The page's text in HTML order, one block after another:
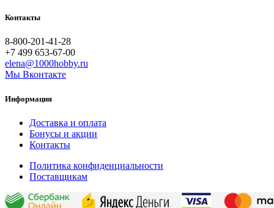
Контакты
8-800-201-41-28
+7 499 653-67-00
elena@1000hobby.ru
Мы Вконтакте
Информация
Доставка и оплата
Бонусы и акции
Контакты
Политика конфиденциальности
Поставщикам